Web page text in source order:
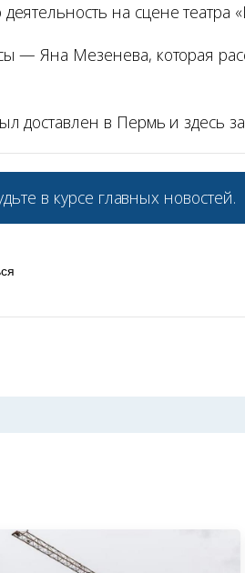
на сцене театра
— Яна Мезенева, которая
доставлен в Пермь и здесь
в курсе главных новостей.